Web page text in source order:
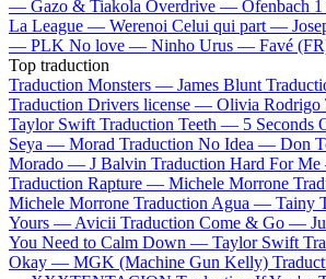
— Gazo & Tiakola Overdrive — Ofenbach
La League — Werenoi Celui qui part —
— PLK No love — Ninho Urus — Favé
Top traduction
Traduction Monsters — James Blunt
Traduction Drivers license — Olivia Rodrigo
Taylor Swift Traduction Teeth — 5 Seconds
Seya — Morad Traduction No Idea — Don
Morado — J Balvin Traduction Hard For
Traduction Rapture — Michele Morrone
Michele Morrone Traduction Agua — Tainy
Yours — Avicii Traduction Come & Go —
You Need to Calm Down — Taylor Swift
Okay — MGK (Machine Gun Kelly)